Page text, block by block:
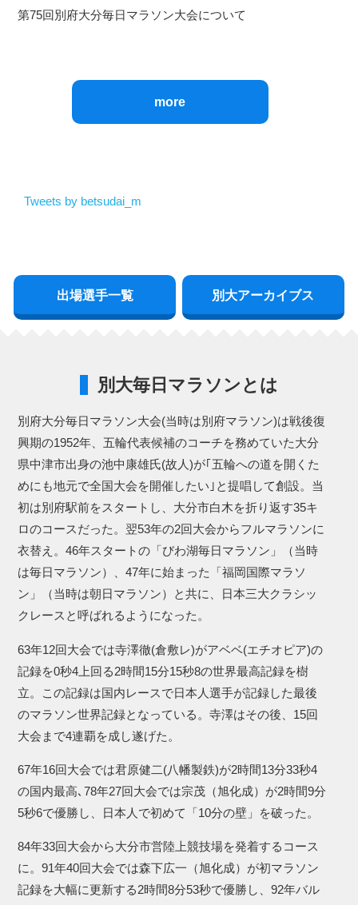
第75回別府大分毎日マラソン大会について
more
Tweets by betsudai_m
出場選手一覧 別大アーカイブス
別大毎日マラソンとは
別府大分毎日マラソン大会(当時は別府マラソン)は戦後復
興期の1952年、五輪代表候補のコーチを務めていた大分
県中津市出身の池中康雄氏(故人)が｢五輪への道を開くた
めにも地元で全国大会を開催したい｣と提唱して創設。当
初は別府駅前をスタートし、大分市白木を折り返す35キ
ロのコースだった。翌53年の2回大会からフルマラソンに
衣替え。46年スタートの「びわ湖毎日マラソン」（当時
は毎日マラソン）、47年に始まった「福岡国際マラソ
ン」（当時は朝日マラソン）と共に、日本三大クラシッ
クレースと呼ばれるようになった。
63年12回大会では寺澤徹(倉敷レ)がアベベ(エチオピア)の
記録を0秒4上回る2時間15分15秒8の世界最高記録を樹
立。この記録は国内レースで日本人選手が記録した最後
のマラソン世界記録となっている。寺澤はその後、15回
大会まで4連覇を成し遂げた。
67年16回大会では君原健二(八幡製鉄)が2時間13分33秒4
の国内最高､78年27回大会では宗茂（旭化成）が2時間9分
5秒6で優勝し、日本人で初めて「10分の壁」を破った。
84年33回大会から大分市営陸上競技場を発着するコース
に。91年40回大会では森下広一（旭化成）が初マラソン
記録を大幅に更新する2時間8分53秒で優勝し、92年バル